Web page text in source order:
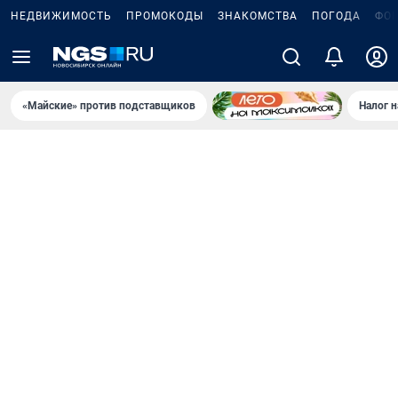
НЕДВИЖИМОСТЬ ПРОМОКОДЫ ЗНАКОМСТВА ПОГОДА
«Майские» против подставщиков Налог